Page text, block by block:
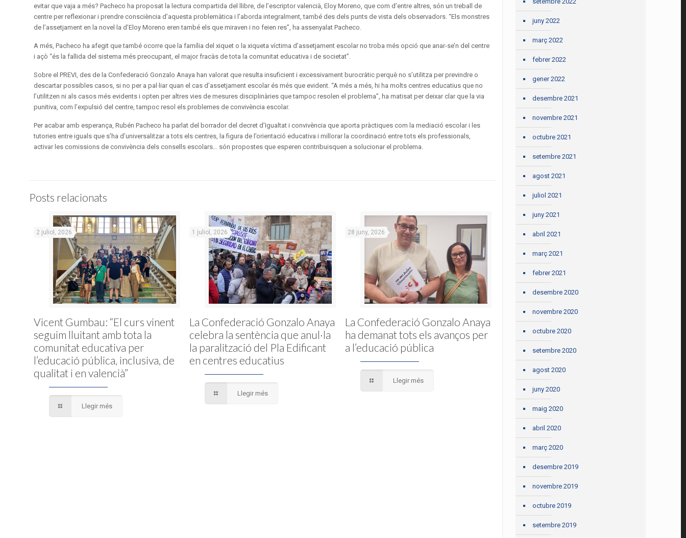
evitar que vaja a més? Pacheco ha proposat la lectura compartida del llibre, de l’escriptor valencià, Eloy Moreno, que com d’entre altres, són un treball de
centre per reflexionar i prendre consciència d’aquesta problemàtica i l’aborda integralment, també des dels punts de vista dels observadors. “Els monstres
de l’assetjament en la novel·la d’Eloy Moreno eren també els que miraven i no feien res”, ha assenyalat Pacheco.
A més, Pacheco ha afegit que també ocorre que la família del xiquet o la xiqueta víctima d’assetjament escolar no troba més opció que anar-se’n del centre
i açò “és la fallida del sistema més preocupant, el major fracàs de tota la comunitat educativa i de societat”.
Sobre el PREVI, des de la Confederació Gonzalo Anaya han valorat que resulta insuficient i excessivament burocràtic perquè no s’utilitza per previndre o
descartar possibles casos, si no per a pal·liar quan el cas d’assetjament escolar és més que evident. “A més a més, hi ha molts centres educatius que no
l’utilitzen ni als casos més evidents i opten per altres vies de mesures disciplinàries que tampoc resolen el problema”, ha matisat per deixar clar que la via
punitiva, com l’expulsió del centre, tampoc resol els problemes de convivència escolar.
Per acabar amb esperança, Rubén Pacheco ha parlat del borrador del decret d’Igualtat i convivència que aporta pràctiques com la mediació escolar i les
tutories entre iguals que s’ha d’universalitzar a tots els centres, la figura de l’orientació educativa i millorar la coordinació entre tots els professionals,
activar les comissions de convivència dels consells escolars… són propostes que esperen contribuisquen a solucionar el problema.
Posts relacionats
2 juliol, 2026
Vicent Gumbau: “El curs vinent
seguim lluitant amb tota la
comunitat educativa per
l’educació pública, inclusiva, de
qualitat i en valencià”
Llegir més
1 juliol, 2026
La Confederació Gonzalo Anaya
celebra la sentència que anul·la
la paralització del Pla Edificant
en centres educatius
Llegir més
28 juny, 2026
La Confederació Gonzalo Anaya
ha demanat tots els avanços per
a l’educació pública
Llegir més
juny 2022
març 2022
febrer 2022
gener 2022
desembre 2021
novembre 2021
octubre 2021
setembre 2021
agost 2021
juliol 2021
juny 2021
abril 2021
març 2021
febrer 2021
desembre 2020
novembre 2020
octubre 2020
setembre 2020
agost 2020
juny 2020
maig 2020
abril 2020
març 2020
desembre 2019
novembre 2019
octubre 2019
setembre 2019